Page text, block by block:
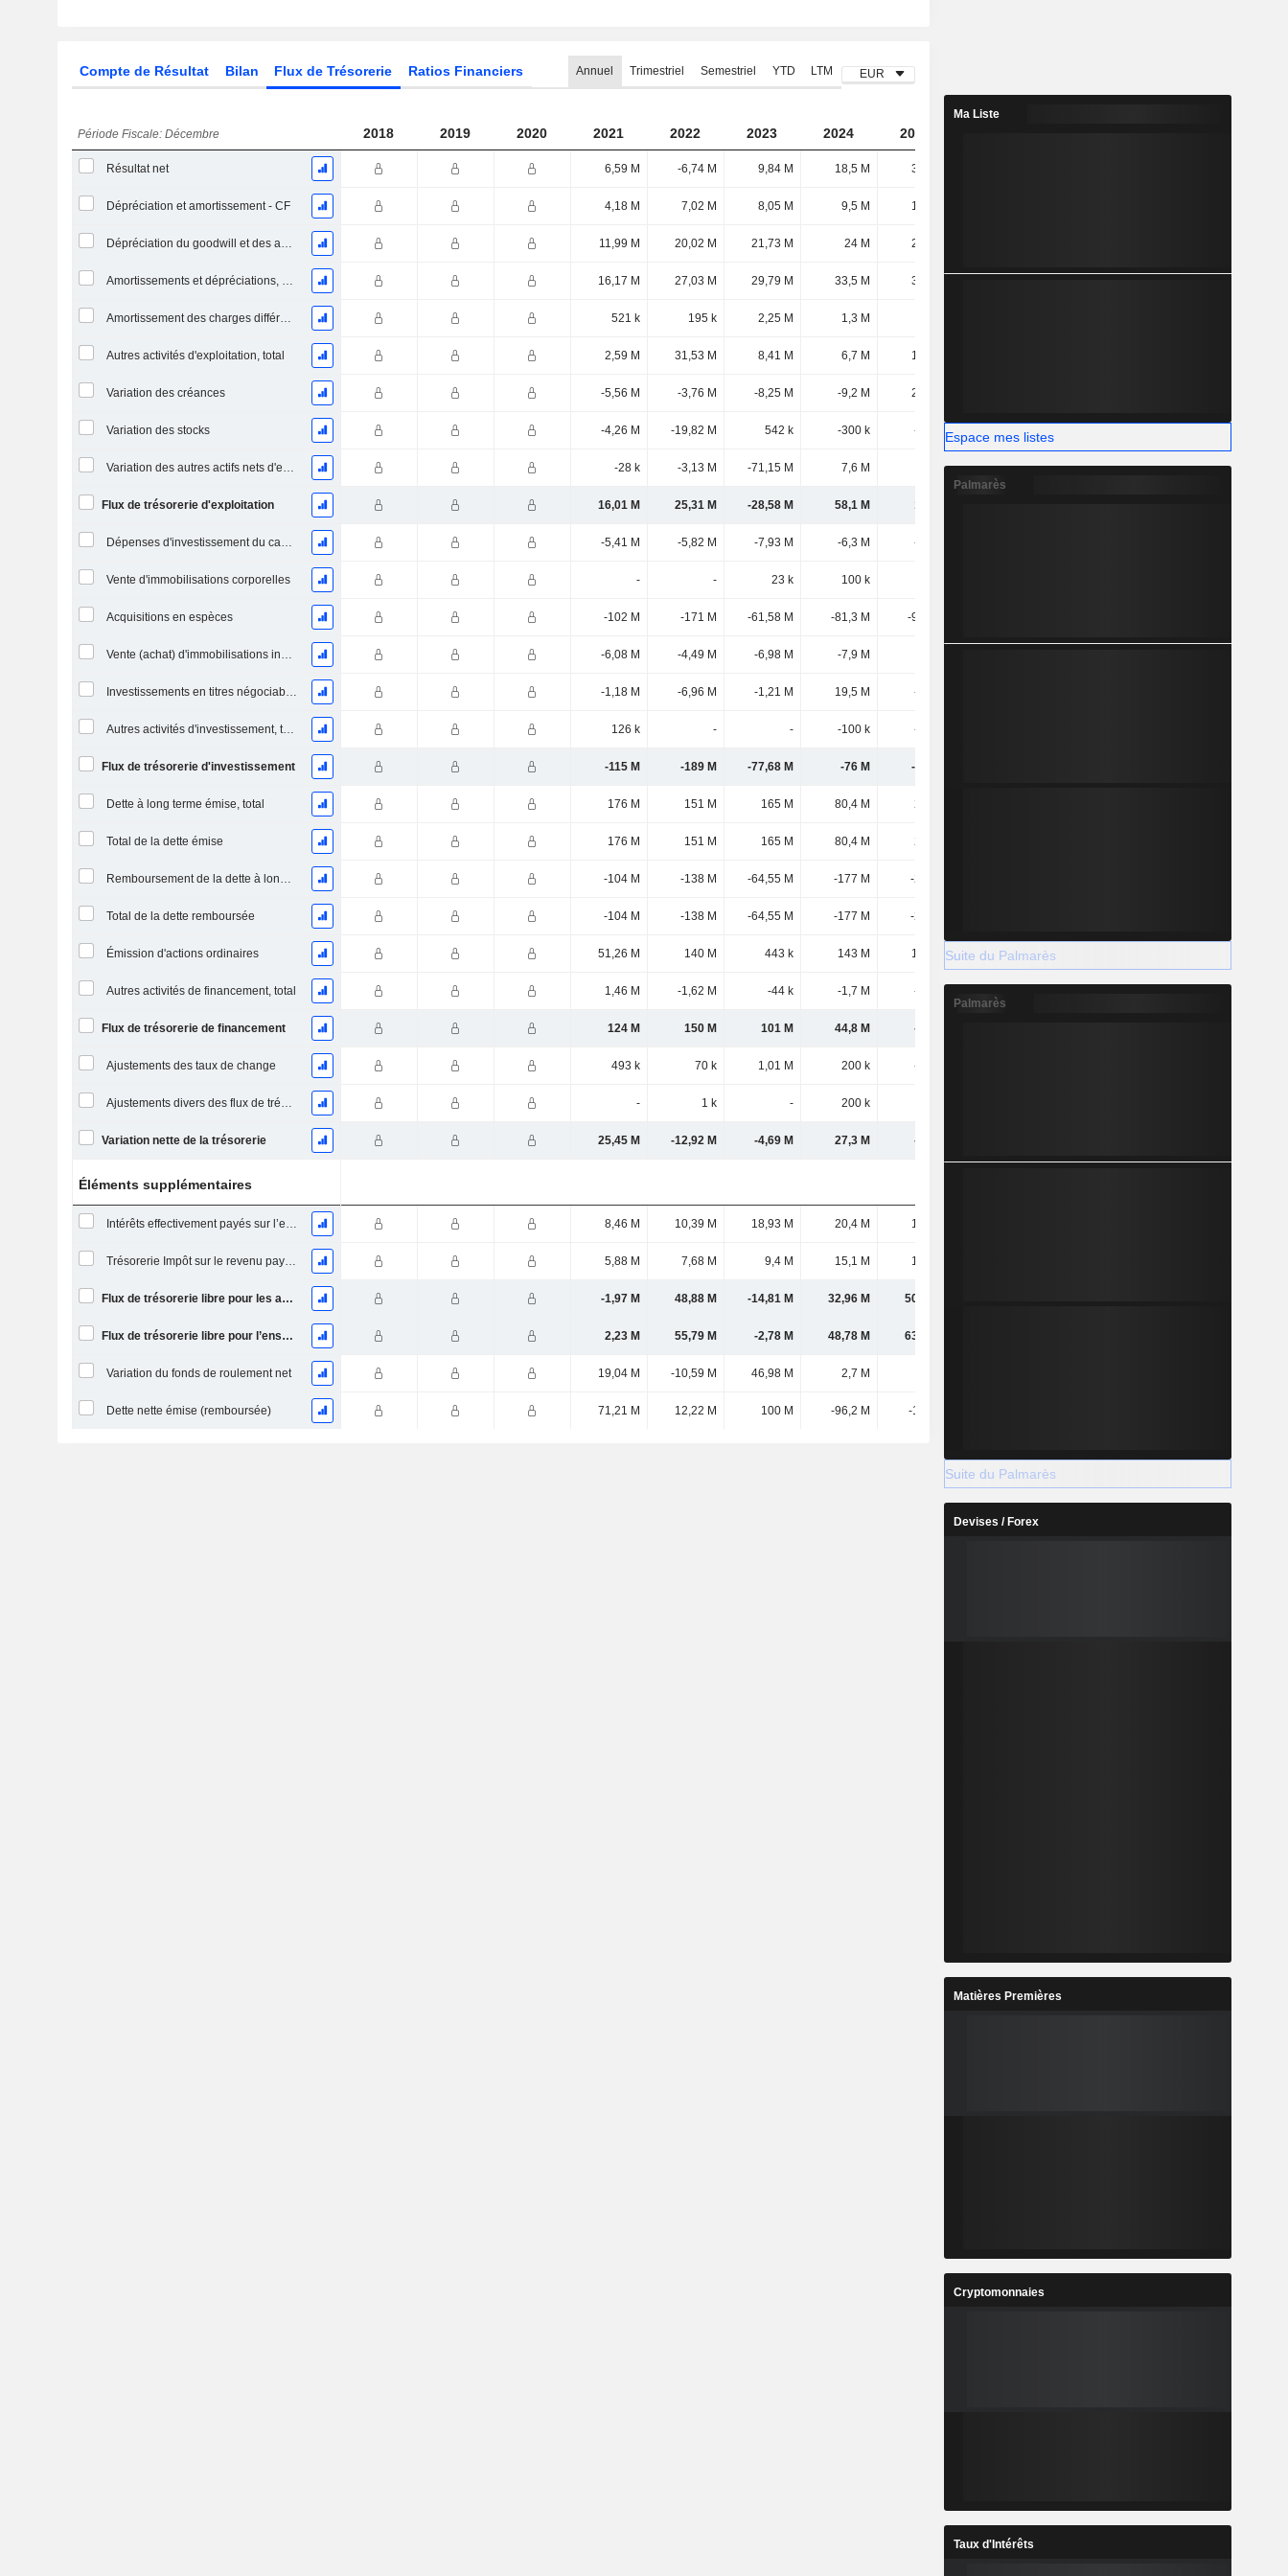
Compte de Résultat Bilan Flux de Trésorerie Ratios Financiers Annuel Trimestriel Semestriel YTD LTM EUR
Période Fiscale: Décembre 2018 2019 2020 2021 2022 2023 2024 2025
Résultat net 6,59 M -6,74 M 9,84 M 18,5 M 31,3 M
Dépréciation et amortissement - CF 4,18 M 7,02 M 8,05 M 9,5 M 10,5 M
Dépréciation du goodwill et des actifs intangibles 11,99 M 20,02 M 21,73 M 24 M 24,9 M
Amortissements et dépréciations, Total 16,17 M 27,03 M 29,79 M 33,5 M 35,4 M
Amortissement des charges différées, Total - (CF) 521 k 195 k 2,25 M 1,3 M
Autres activités d'exploitation, total 2,59 M 31,53 M 8,41 M 6,7 M 19,9 M
Variation des créances -5,56 M -3,76 M -8,25 M -9,2 M 20,9 M
Variation des stocks -4,26 M -19,82 M 542 k -300 k -6,7 M
Variation des autres actifs nets d'exploitation -28 k -3,13 M -71,15 M 7,6 M 2,3 M
Flux de trésorerie d'exploitation 16,01 M 25,31 M -28,58 M 58,1 M 106 M
Dépenses d'investissement du capital (CAPEX) -5,41 M -5,82 M -7,93 M -6,3 M -9,1 M
Vente d'immobilisations corporelles - - 23 k 100 k
Acquisitions en espèces -102 M -171 M -61,58 M -81,3 M -92,2 M
Vente (achat) d'immobilisations incorporelles -6,08 M -4,49 M -6,98 M -7,9 M
Investissements en titres négociables et en actions, total -1,18 M -6,96 M -1,21 M 19,5 M -5,5 M
Autres activités d'investissement, total 126 k - - -100 k -100 k
Flux de trésorerie d'investissement -115 M -189 M -77,68 M -76 M -113 M
Dette à long terme émise, total 176 M 151 M 165 M 80,4 M 278 M
Total de la dette émise 176 M 151 M 165 M 80,4 M 278 M
Remboursement de la dette à long terme, total -104 M -138 M -64,55 M -177 M -289 M
Total de la dette remboursée -104 M -138 M -64,55 M -177 M -289 M
Émission d'actions ordinaires 51,26 M 140 M 443 k 143 M 10,5 M
Autres activités de financement, total 1,46 M -1,62 M -44 k -1,7 M -500 k
Flux de trésorerie de financement 124 M 150 M 101 M 44,8 M -1,2 M
Ajustements des taux de change 493 k 70 k 1,01 M 200 k -1,5 M
Ajustements divers des flux de trésorerie - 1 k - 200 k
Variation nette de la trésorerie 25,45 M -12,92 M -4,69 M 27,3 M -9,8 M
Éléments supplémentaires
Intérêts effectivement payés sur l’exercice 8,46 M 10,39 M 18,93 M 20,4 M 15,7 M
Trésorerie Impôt sur le revenu payé (remboursement)Impôt effectivement payé (remboursé) sur l’exercice 5,88 M 7,68 M 9,4 M 15,1 M 17,4 M
Flux de trésorerie libre pour les actionnaires FCFE -1,97 M 48,88 M -14,81 M 32,96 M 50,84 M
Flux de trésorerie libre pour l’ensemble des pourvoyeurs de fonds (créanciers et actionnaires) FCFF 2,23 M 55,79 M -2,78 M 48,78 M 63,78 M
Variation du fonds de roulement net 19,04 M -10,59 M 46,98 M 2,7 M
Dette nette émise (remboursée) 71,21 M 12,22 M 100 M -96,2 M -11,2 M
Ma Liste
Espace mes listes
Palmarès
Suite du Palmarès
Palmarès
Suite du Palmarès
Devises / Forex
Matières Premières
Cryptomonnaies
Taux d'Intérêts